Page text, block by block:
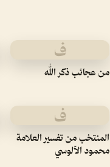
ف
من عجائب ذكر الله
ف
المنتخب من تفسير العلامة
محمود الآلوسي